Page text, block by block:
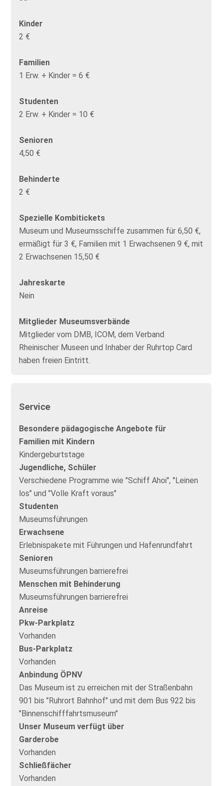
Kinder
2 €
Familien
1 Erw. + Kinder = 6 €
Studenten
2 Erw. + Kinder = 10 €
Senioren
4,50 €
Behinderte
2 €
Spezielle Kombitickets
Museum und Museumsschiffe zusammen für 6,50 €,
ermäßigt für 3 €, Familien mit 1 Erwachsenen 9 €, mit
2 Erwachsenen 15,50 €
Jahreskarte
Nein
Mitglieder Museumsverbände
Mitglieder vom DMB, ICOM, dem Verband
Rheinischer Museen und Inhaber der Ruhrtop Card
haben freien Eintritt.
Service
Besondere pädagogische Angebote für
Familien mit Kindern
Kindergeburtstage
Jugendliche, Schüler
Verschiedene Programme wie "Schiff Ahoi", "Leinen
los" und "Volle Kraft voraus"
Studenten
Museumsführungen
Erwachsene
Erlebnispakete mit Führungen und Hafenrundfahrt
Senioren
Museumsführungen barrierefrei
Menschen mit Behinderung
Museumsführungen barrierefrei
Anreise
Pkw-Parkplatz
Vorhanden
Bus-Parkplatz
Vorhanden
Anbindung ÖPNV
Das Museum ist zu erreichen mit der Straßenbahn
901 bis "Ruhrort Bahnhof" und mit dem Bus 922 bis
"Binnenschifffahrtsmuseum"
Unser Museum verfügt über
Garderobe
Vorhanden
Schließfächer
Vorhanden